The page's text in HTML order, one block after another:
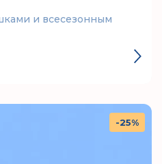
и всесезонным
-25%